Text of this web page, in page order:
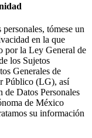
tómese un
en la que
por la Ley General de
los Sujetos
Generales de
Público (LG), así
de Datos Personales
de México
su información